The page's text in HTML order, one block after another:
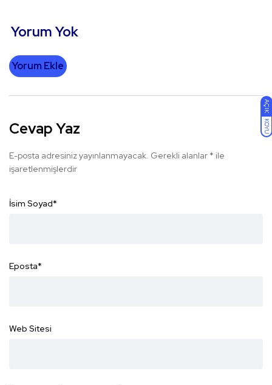
AÇIK
KOYU
Yorum Yok
Yorum Ekle
Cevap Yaz
E-posta adresiniz yayınlanmayacak. Gerekli alanlar * ile
işaretlenmişlerdir
İsim Soyad*
Eposta*
Web Sitesi